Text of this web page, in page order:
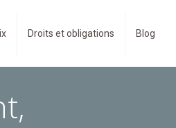
Droits et obligations Blog